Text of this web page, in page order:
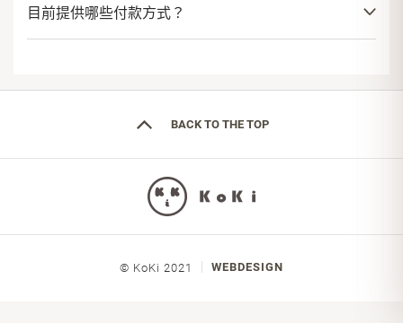
目前提供哪些付款方式？
BACK TO THE TOP
© KoKi 2021 WEBDESIGN